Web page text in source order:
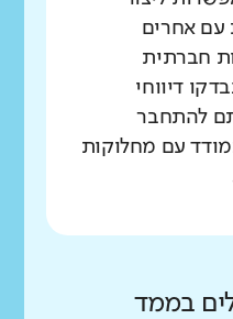
עם אחרים
חברתית
דיווחי
להתחבר
עם מחלוקות
בממד